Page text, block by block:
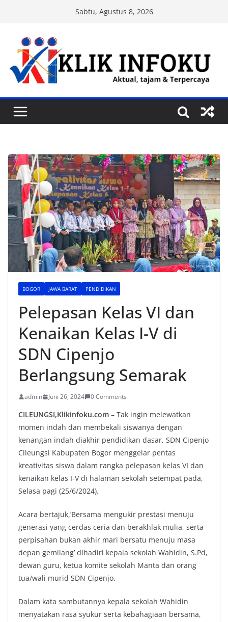
content
Sabtu, Agustus 8, 2026
BOGOR JAWA BARAT PENDIDIKAN
Pelepasan Kelas VI dan
Kenaikan Kelas I-V di
SDN Cipenjo
Berlangsung Semarak
admin Juni 26, 2024 0 Comments
CILEUNGSI,Klikinfoku.com – Tak ingin melewatkan
momen indah dan membekali siswanya dengan
kenangan indah diakhir pendidikan dasar, SDN Cipenjo
Cileungsi Kabupaten Bogor menggelar pentas
kreativitas siswa dalam rangka pelepasan kelas VI dan
kenaikan kelas I-V di halaman sekolah setempat pada,
Selasa pagi (25/6/2024).
Acara bertajuk,’Bersama mengukir prestasi menuju
generasi yang cerdas ceria dan berakhlak mulia, serta
perpisahan bukan akhir mari bersatu menuju masa
depan gemilang’ dihadiri kepala sekolah Wahidin, S.Pd,
dewan guru, ketua komite sekolah Manta dan orang
tua/wali murid SDN Cipenjo.
Dalam kata sambutannya kepala sekolah Wahidin
menyatakan rasa syukur serta kebahagiaan bersama,